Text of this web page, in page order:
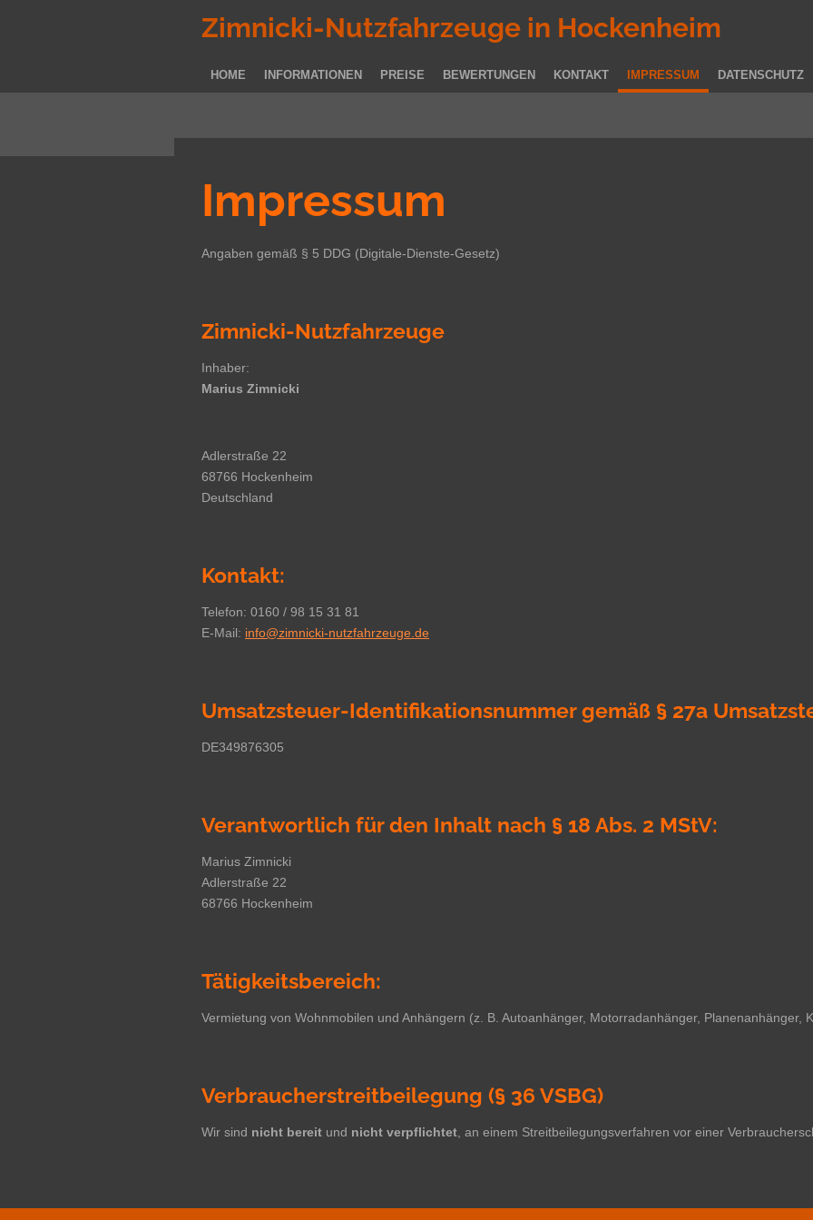
Zimnicki-Nutzfahrzeuge in Hockenheim
HOME INFORMATIONEN PREISE BEWERTUNGEN KONTAKT IMPRESSUM DATENSCHUTZ
Impressum
Angaben gemäß § 5 DDG (Digitale-Dienste-Gesetz)
Zimnicki-Nutzfahrzeuge
Inhaber:
Marius Zimnicki
Adlerstraße 22
68766 Hockenheim
Deutschland
Kontakt:
Telefon: 0160 / 98 15 31 81
E-Mail: info@zimnicki-nutzfahrzeuge.de
Umsatzsteuer-Identifikationsnummer gemäß § 27a
DE349876305
Verantwortlich für den Inhalt nach § 18 Abs. 2 MStV:
Marius Zimnicki
Adlerstraße 22
68766 Hockenheim
Tätigkeitsbereich:
Vermietung von Wohnmobilen und Anhängern (z. B. Autoanhänger, Motorradanhänger, Planenanhänger,
Verbraucherstreitbeilegung (§ 36 VSBG)
Wir sind nicht bereit und nicht verpflichtet , an einem Streitbeilegungsverfahren vor einer